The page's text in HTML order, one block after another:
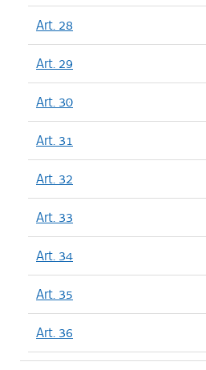
Art. 28
Art. 29
Art. 30
Art. 31
Art. 32
Art. 33
Art. 34
Art. 35
Art. 36